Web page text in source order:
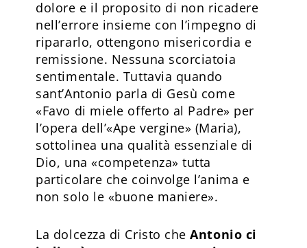
dolore e il proposito di non ricadere
nell’errore insieme con l’impegno di
ripararlo, ottengono misericordia e
remissione. Nessuna scorciatoia
sentimentale. Tuttavia quando
sant’Antonio parla di Gesù come
«Favo di miele offerto al Padre» per
l’opera dell’«Ape vergine» (Maria),
sottolinea una qualità essenziale di
Dio, una «competenza» tutta
particolare che coinvolge l’anima e
non solo le «buone maniere».
La dolcezza di Cristo cheAntonio ci